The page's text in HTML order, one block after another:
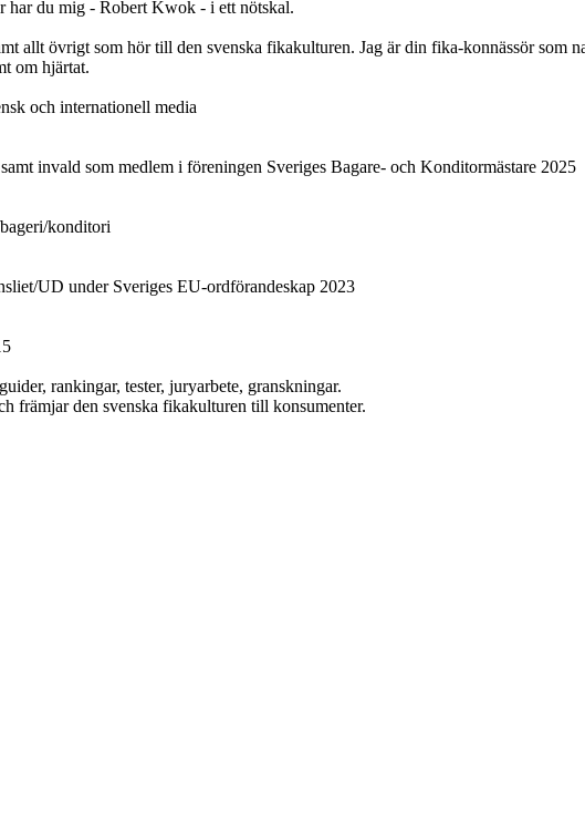
har du mig - Robert Kwok - i ett nötskal.
allt övrigt som hör till den svenska fikakulturen. Jag är din fika-konnässör som
om hjärtat.
och internationell media
invald som medlem i föreningen Sveriges Bagare- och Konditormästare 2025
konditori
UD under Sveriges EU-ordförandeskap 2023
rankingar, tester, juryarbete, granskningar.
främjar den svenska fikakulturen till konsumenter.